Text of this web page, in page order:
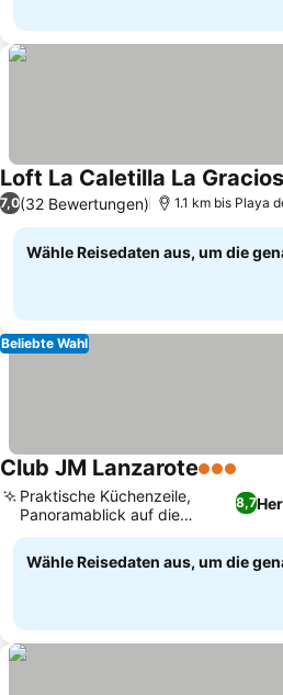
Loft La Caletilla La
7,0(32 Bewertungen) 1.1 km bis Playa
Wähle Reisedaten aus, um die
Beliebte Wahl
Club JM Lanzarote3 Sterne
8,7
Praktische Küchenzeile,
Panoramablick auf die
Küstenstadt
Wähle Reisedaten aus, um die